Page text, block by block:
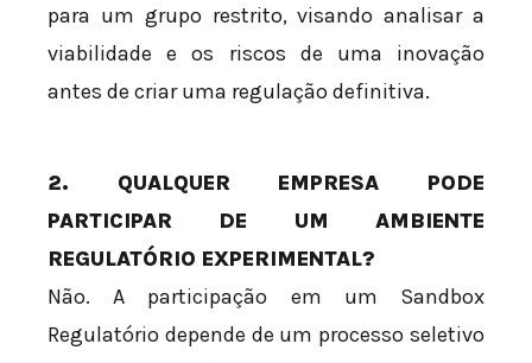
para um grupo restrito, visando analisar a
viabilidade e os riscos de uma inovação
antes de criar uma regulação definitiva.
2. QUALQUER EMPRESA PODE
PARTICIPAR DE UM AMBIENTE
REGULATÓRIO EXPERIMENTAL?
Não. A participação em um Sandbox
Regulatório depende de um processo seletivo